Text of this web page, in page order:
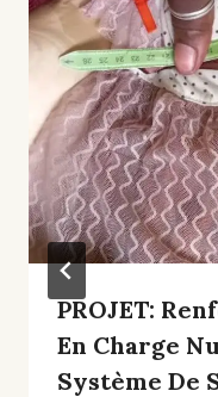
PROJET:
En Charge
Système De